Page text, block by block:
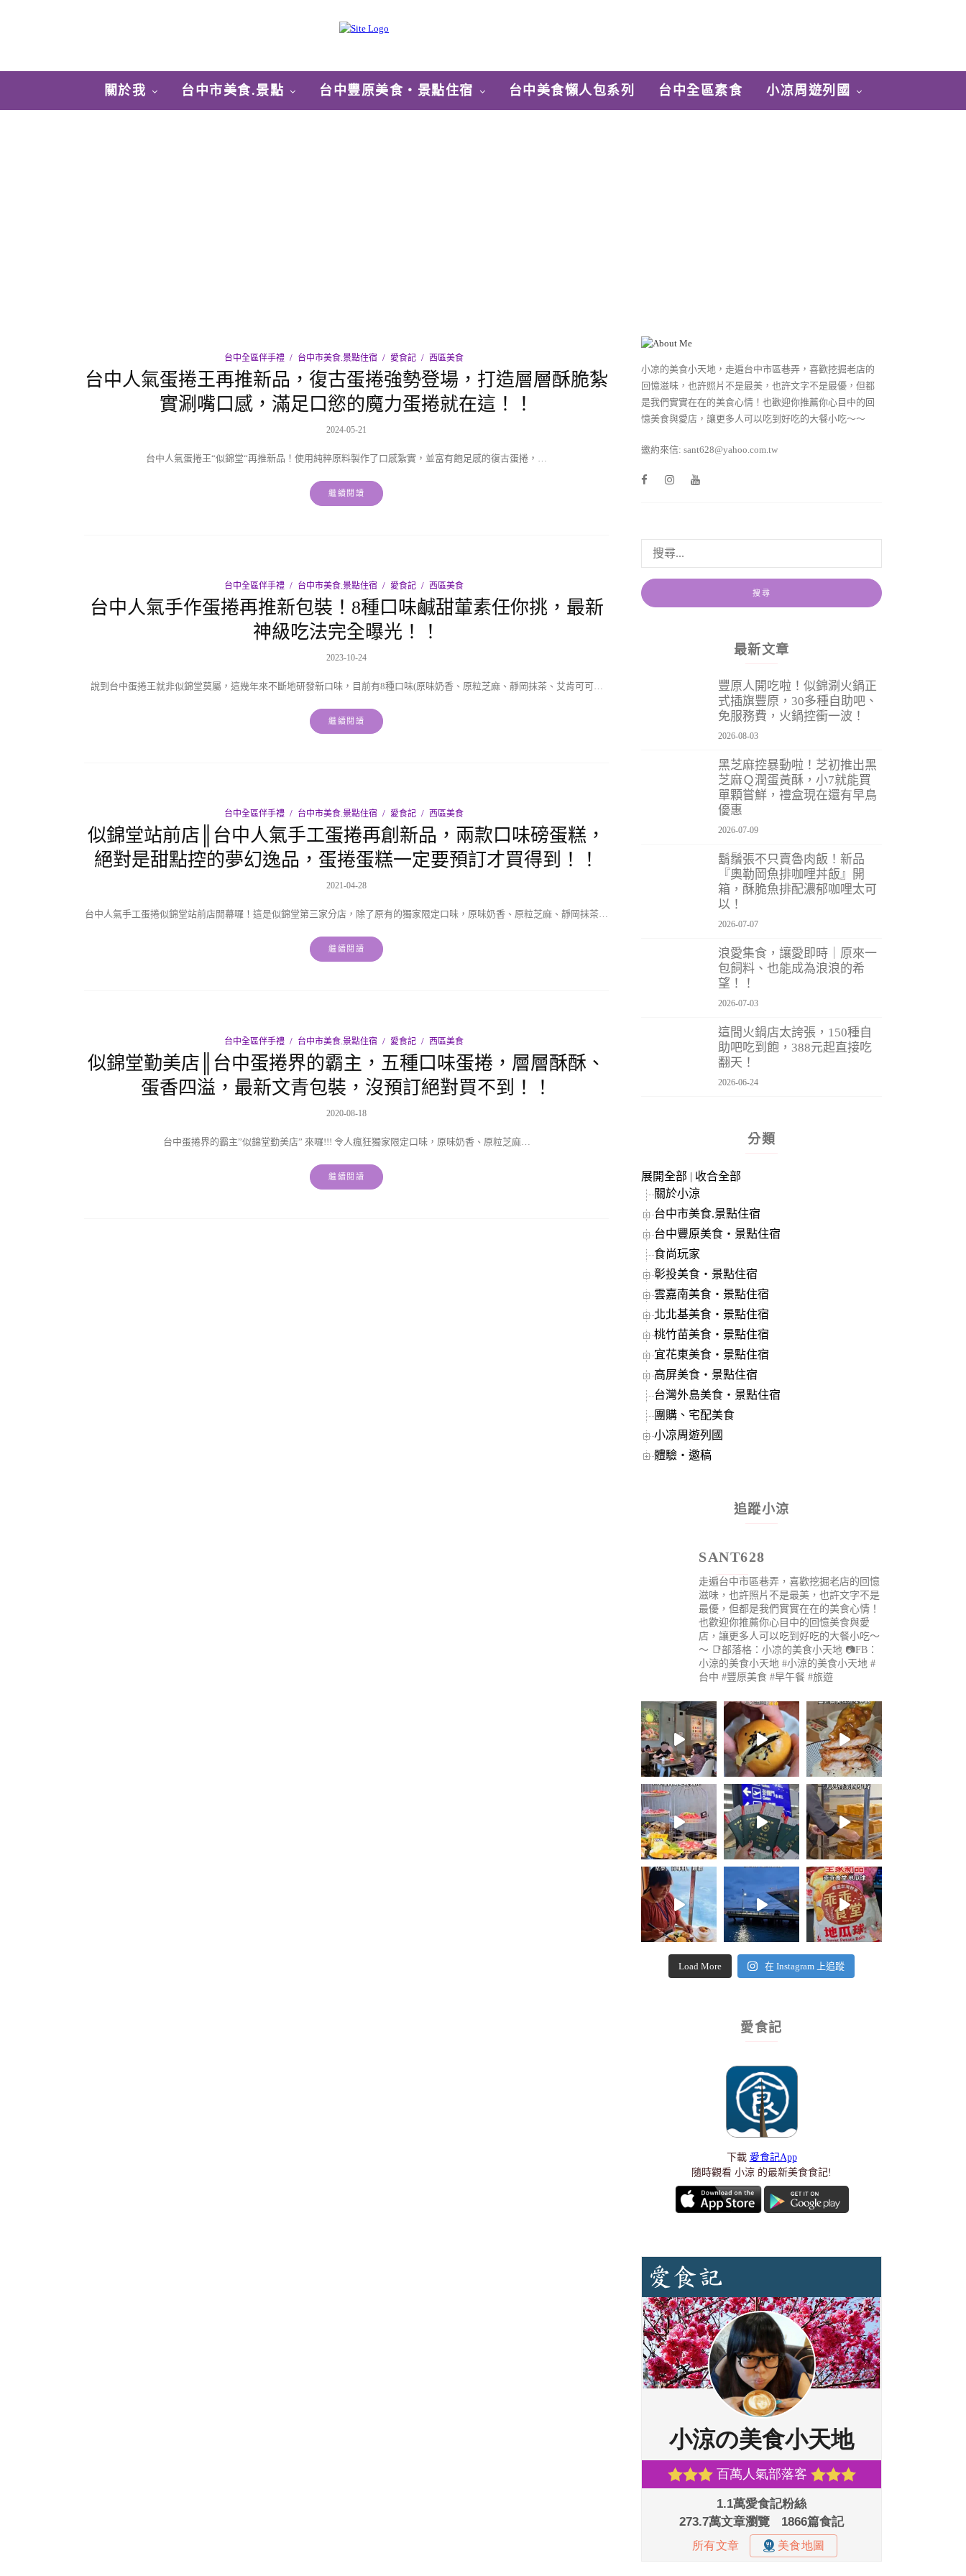
關於我 台中市美食.景點 台中豐原美食‧景點住宿 台中美食懶人包系列 台中全區素食 小凉周遊列國
台中全區伴手禮 台中市美食.景點住宿 愛食記 西區美食
台中人氣蛋捲王再推新品，復古蛋捲強勢登場，打造層層酥脆紮
實涮嘴口感，滿足口慾的魔力蛋捲就在這！！
2024-05-21
台中人氣蛋捲王“似錦堂“再推新品！使用純粹原料製作了口感紮實，並富有飽足感的復古蛋捲，…
繼續閱讀
台中全區伴手禮 台中市美食.景點住宿 愛食記 西區美食
台中人氣手作蛋捲再推新包裝！8種口味鹹甜葷素任你挑，最新
神級吃法完全曝光！！
2023-10-24
說到台中蛋捲王就非似錦堂莫屬，這幾年來不斷地研發新口味，目前有8種口味(原味奶香、原粒芝麻、靜岡抹茶、艾肯可可…
繼續閱讀
台中全區伴手禮 台中市美食.景點住宿 愛食記 西區美食
似錦堂站前店║台中人氣手工蛋捲再創新品，兩款口味磅蛋糕，
絕對是甜點控的夢幻逸品，蛋捲蛋糕一定要預訂才買得到！！
2021-04-28
台中人氣手工蛋捲似錦堂站前店開幕囉！這是似錦堂第三家分店，除了原有的獨家限定口味，原味奶香、原粒芝麻、靜岡抹茶…
繼續閱讀
台中全區伴手禮 台中市美食.景點住宿 愛食記 西區美食
似錦堂勤美店║台中蛋捲界的霸主，五種口味蛋捲，層層酥酥、
蛋香四溢，最新文青包裝，沒預訂絕對買不到！！
2020-08-18
台中蛋捲界的霸主”似錦堂勤美店” 來囉!!! 令人瘋狂獨家限定口味，原味奶香、原粒芝麻…
繼續閱讀
小凉的美食小天地，走遍台中市區巷弄，喜歡挖掘老店的
回憶滋味，也許照片不是最美，也許文字不是最優，但都
是我們實實在在的美食心情！也歡迎你推薦你心目中的回
憶美食與愛店，讓更多人可以吃到好吃的大餐小吃～～
邀約來信: sant628@yahoo.com.tw
最新文章
豐原人開吃啦！似錦涮火鍋正
式插旗豐原，30多種自助吧、
免服務費，火鍋控衝一波！
2026-08-03
黑芝麻控暴動啦！芝初推出黑
芝麻Ｑ潤蛋黃酥，小7就能買
單顆嘗鮮，禮盒現在還有早鳥
優惠
2026-07-09
鬍鬚張不只賣魯肉飯！新品
『奧勒岡魚排咖哩丼飯』開
箱，酥脆魚排配濃郁咖哩太可
以！
2026-07-07
浪愛集食，讓愛即時｜原來一
包飼料、也能成為浪浪的希
望！！
2026-07-03
這間火鍋店太誇張，150種自
助吧吃到飽，388元起直接吃
翻天！
2026-06-24
分類
展開全部 | 收合全部
關於小涼
台中市美食.景點住宿
台中豐原美食‧景點住宿
食尚玩家
彰投美食‧景點住宿
雲嘉南美食‧景點住宿
北北基美食‧景點住宿
桃竹苗美食‧景點住宿
宜花東美食‧景點住宿
高屏美食‧景點住宿
台灣外島美食‧景點住宿
團購、宅配美食
小凉周遊列國
體驗‧邀稿
追蹤小涼
SANT628
走遍台中市區巷弄，喜歡挖掘老店的回憶
滋味，也許照片不是最美，也許文字不是
最優，但都是我們實實在在的美食心情！
也歡迎你推薦你心目中的回憶美食與愛
店，讓更多人可以吃到好吃的大餐小吃～
～ 📑部落格：小凉的美食小天地 📷FB：
小涼的美食小天地 #小涼的美食小天地 #
台中 #豐原美食 #早午餐 #旅遊
Load More 在 Instagram 上追蹤
愛食記
下載 愛食記App
隨時觀看 小涼 的最新美食食記!